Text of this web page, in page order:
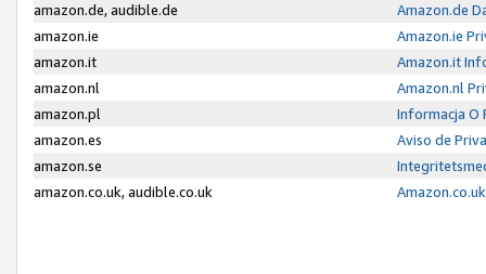
amazon.de, audible.de
Amazon.de
amazon.ie
Amazon.ie
amazon.it
Amazon.it
amazon.nl
Amazon.nl
amazon.pl
Informacja O
amazon.es
Aviso de
amazon.se
amazon.co.uk, audible.co.uk